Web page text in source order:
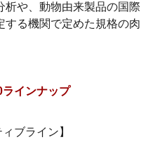
析や、動物由来製品の国際
する機関で定めた規格の肉
ラインナップ
ィブライン】